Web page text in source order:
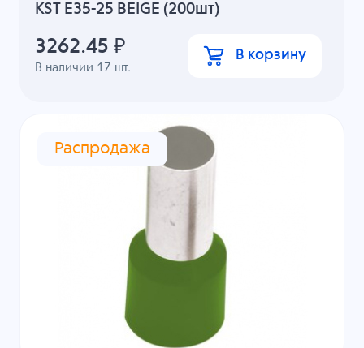
KST E35-25 BEIGE (200шт)
В наличии 17 шт.
3262.45 ₽ В корзину
Распродажа